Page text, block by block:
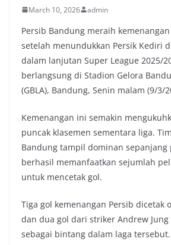
March 10, 2026 admin
Persib Bandung meraih
setelah menundukkan Persik Kediri
dalam lanjutan Super League 2025/
berlangsung di Stadion Gelora
(GBLA), Bandung, Senin malam (9/3/
Kemenangan ini semakin
puncak klasemen sementara liga.
Bandung tampil dominan
berhasil memanfaatkan sejumlah
untuk mencetak gol.
Tiga gol kemenangan Persib dicetak
dan dua gol dari striker Andrew
sebagai bintang dalam laga tersebut.